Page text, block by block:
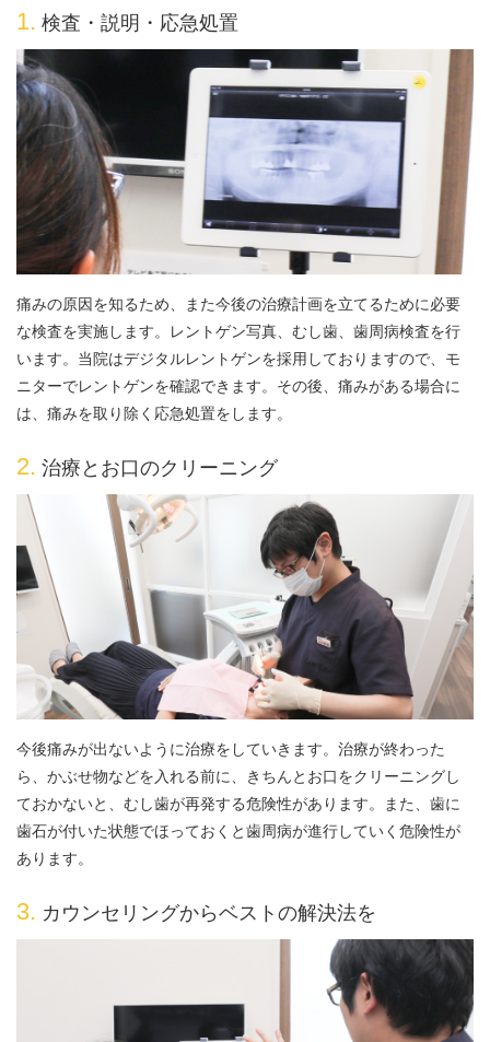
1. 検査・説明・応急処置
痛みの原因を知るため、また今後の治療計画を立てるために必要
な検査を実施します。レントゲン写真、むし歯、歯周病検査を行
います。当院はデジタルレントゲンを採用しておりますので、モ
ニターでレントゲンを確認できます。その後、痛みがある場合に
は、痛みを取り除く応急処置をします。
2. 治療とお口のクリーニング
今後痛みが出ないように治療をしていきます。治療が終わった
ら、かぶせ物などを入れる前に、きちんとお口をクリーニングし
ておかないと、むし歯が再発する危険性があります。また、歯に
歯石が付いた状態でほっておくと歯周病が進行していく危険性が
あります。
3. カウンセリングからベストの解決法を